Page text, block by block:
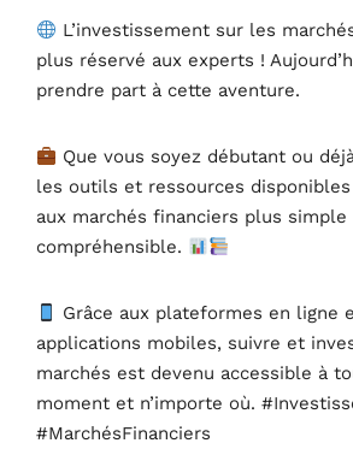
L’investissement sur les
plus réservé aux experts !
prendre part à cette aventure.
Que vous soyez débutant ou
les outils et ressources disponibles
aux marchés financiers plus simple
compréhensible.
Grâce aux plateformes en ligne
applications mobiles, suivre et
marchés est devenu accessible à
moment et n’importe où.
#MarchésFinanciers